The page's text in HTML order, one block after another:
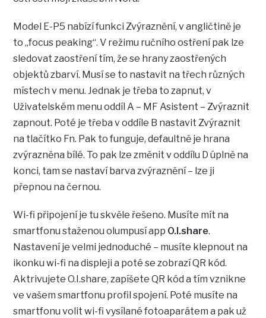
Model E-P5 nabízí funkci Zvýraznění, v angličtině je
to „focus peaking“. V režimu ručního ostření pak lze
sledovat zaostření tím, že se hrany zaostřených
objektů zbarví. Musí se to nastavit na třech různých
místech v menu. Jednak je třeba to zapnut, v
Uživatelském menu oddíl A – MF Asistent – Zvýraznit
zapnout. Poté je třeba v oddíle B nastavit Zvýraznit
na tlačítko Fn. Pak to funguje, defaultně je hrana
zvýrazněna bílé. To pak lze změnit v oddílu D úplně na
konci, tam se nastaví barva zvýraznění – lze ji
přepnou na černou.
Wi-fi připojení je tu skvěle řešeno. Musíte mít na
smartfonu staženou olumpusí app O.I.share.
Nastavení je velmi jednoduché – musíte klepnout na
ikonku wi-fi na displeji a poté se zobrazí QR kód.
Aktrivujete O.I.share, zapíšete QR kód a tím vznikne
ve vašem smartfonu profil spojení. Poté musíte na
smartfonu volit wi-fi vysílané fotoaparátem a pak už